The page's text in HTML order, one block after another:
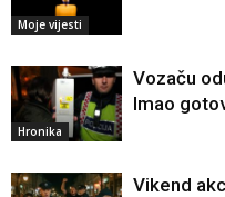
Moje vijesti
Hronika
Vozaču
Imao
Vikend